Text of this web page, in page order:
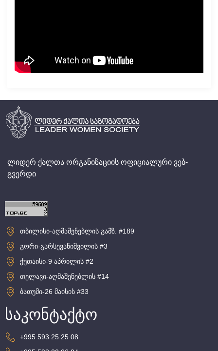
ლიდერ ქალთა ორგანიზაციის ოფიციალური ვებ-
გვერდი
თბილისი-აღმაშენებლის გამზ. #189
გორი-გარსევანიშვილის #3
ქუთაისი-9 აპრილის #2
თელავი-აღმაშენებლის #14
ბათუმი-26 მაისის #33
საკონტაქტო
+995 593 25 25 08